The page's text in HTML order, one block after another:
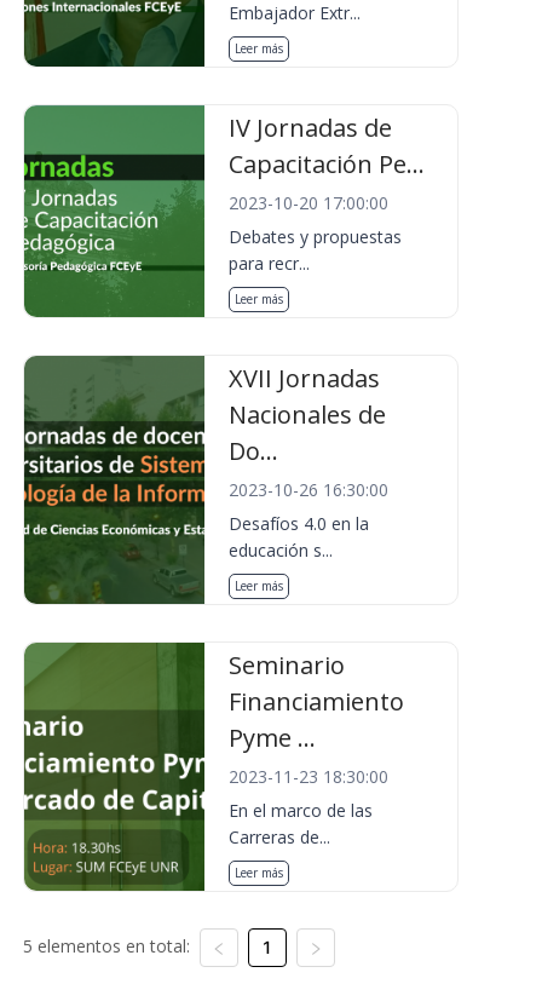
Embajador Extr...
Leer más
IV Jornadas de
Capacitación Pe...
2023-10-20 17:00:00
Debates y propuestas
para recr...
Leer más
XVII Jornadas
Nacionales de
Do...
2023-10-26 16:30:00
Desafíos 4.0 en la
educación s...
Leer más
Seminario
Financiamiento
Pyme ...
2023-11-23 18:30:00
En el marco de las
Carreras de...
Leer más
5 elementos en total: 1